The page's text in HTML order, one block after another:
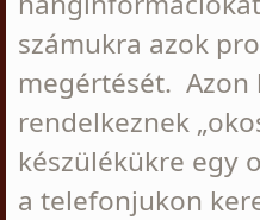
számukra azok
megértését. Azon
rendelkeznek
készülékükre egy
a telefonjukon